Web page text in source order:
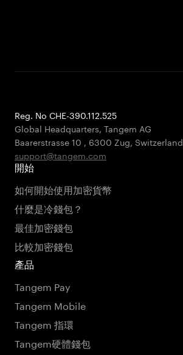
Reg. No CHE-390.112.525
Global Headquarters, Tangem AG
Baarerstrasse 10 , 6300 Zug, Switzerland
support@tangem.com
開始
如何開始使用加密貨幣
什麼是冷錢包？
最佳加密錢包
比較加密錢包
產品
Tangem Pay
Tangem Mobile
Tangem 指環
Tangem硬體錢包